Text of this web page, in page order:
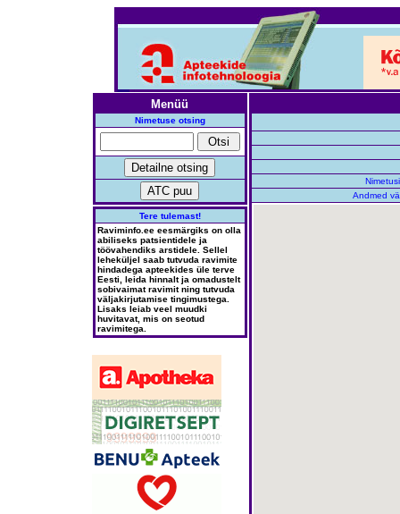
Menüü
Nimetuse otsing
Tere tulemast!
Raviminfo.ee eesmärgiks on olla
abiliseks patsientidele ja
töövahendiks arstidele. Sellel
leheküljel saab tutvuda ravimite
hindadega apteekides üle terve
Eesti, leida hinnalt ja omadustelt
sobivaimat ravimit ning tutvuda
väljakirjutamise tingimustega.
Lisaks leiab veel muudki
huvitavat, mis on seotud
ravimitega.
Andmed